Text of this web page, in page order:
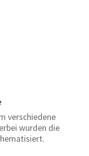
verschiedene
wurden die